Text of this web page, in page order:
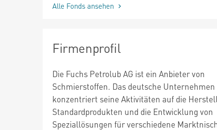
Alle Fonds ansehen
Firmenprofil
Die Fuchs Petrolub AG ist ein Anbieter von
Schmierstoffen. Das deutsche Unternehmen
konzentriert seine Aktivitäten auf die
Standardprodukten und die Entwicklung von
Speziallösungen für verschiedene